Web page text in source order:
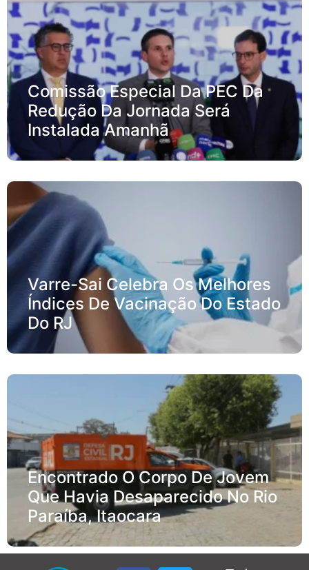
Comissão Especial Da PEC Da
Redução Da Jornada Será
Instalada Amanhã
Varre-Sai Celebra Os Melhores
Índices De Vacinação Do Estado
Do RJ
Encontrado O Corpo De Jovem
Que Havia Desaparecido No Rio
Paraíba, Itaocara